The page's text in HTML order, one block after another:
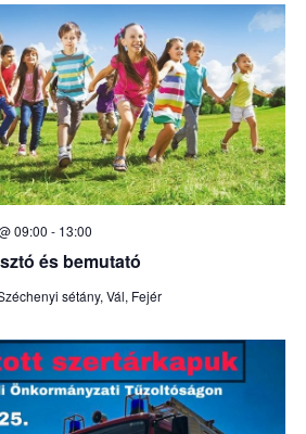
és bemutató
09:00 - 13:00
sétány, Vál, Fejér